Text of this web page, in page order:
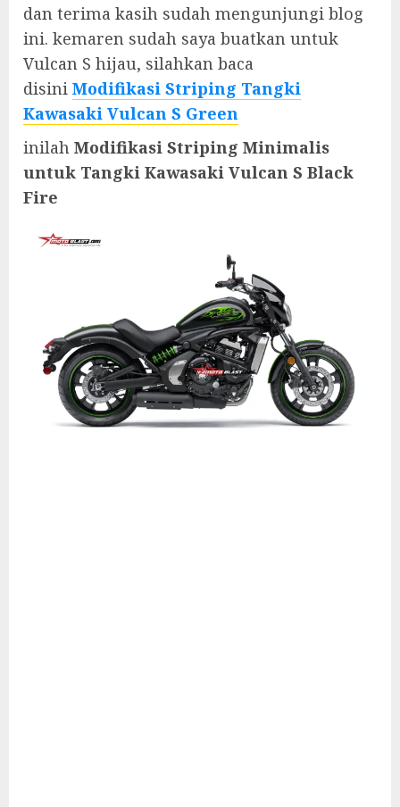
dan terima kasih sudah mengunjungi blog
ini. kemaren sudah saya buatkan untuk
Vulcan S hijau, silahkan baca
disini Modifikasi Striping Tangki
Kawasaki Vulcan S Green
inilah Modifikasi Striping Minimalis
untuk Tangki Kawasaki Vulcan S Black
Fire